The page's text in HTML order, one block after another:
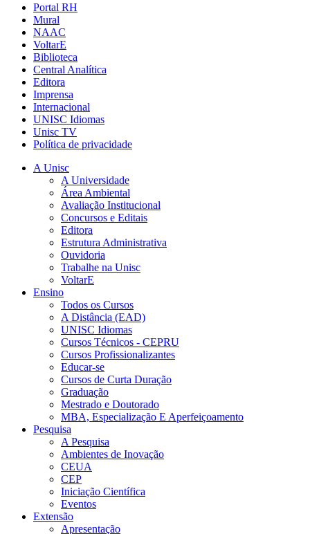
Portal RH
Mural
NAAC
VoltarE
Biblioteca
Central Analítica
Editora
Imprensa
Internacional
UNISC Idiomas
Unisc TV
Política de privacidade
A Unisc
A Universidade
Área Ambiental
Avaliação Institucional
Concursos e Editais
Editora
Estrutura Administrativa
Ouvidoria
Trabalhe na Unisc
VoltarE
Ensino
Todos os Cursos
A Distância (EAD)
UNISC Idiomas
Cursos Técnicos - CEPRU
Cursos Profissionalizantes
Educar-se
Cursos de Curta Duração
Graduação
Mestrado e Doutorado
MBA, Especialização E Aperfeiçoamento
Pesquisa
A Pesquisa
Ambientes de Inovação
CEUA
CEP
Iniciação Científica
Eventos
Extensão
Apresentação